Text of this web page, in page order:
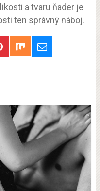
a tvaru ňader je
ten správný náboj.